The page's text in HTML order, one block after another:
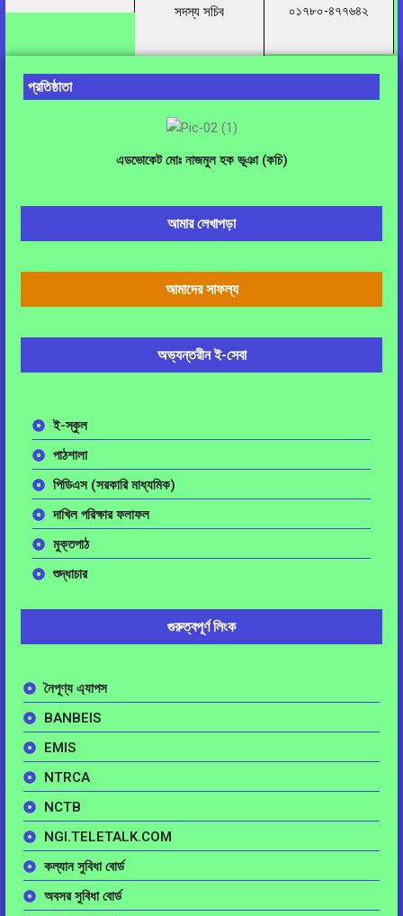
সদস্য সচিব ০১৭৮০-৪৭৭৬৪২
প্রতিষ্ঠাতা
এডভোকেট মোঃ নাজমুল হক ভূঞা (কচি)
আমার লেখাপড়া
আমাদের সাফল্য
অভ্যন্তরীন ই-সেবা
ই-স্কুল
পাঠশালা
পিডিএস (সরকারি মাধ্যমিক)
দাখিল পরিক্ষার ফলাফল
মুক্তপাঠ
শুদ্ধাচার
গুরুত্বপূর্ণ লিংক
নৈপূণ্য এ্যাপস
BANBEIS
EMIS
NTRCA
NCTB
NGI.TELETALK.COM
কল্যান সুবিধা বোর্ড
অবসর সুবিধা বোর্ড